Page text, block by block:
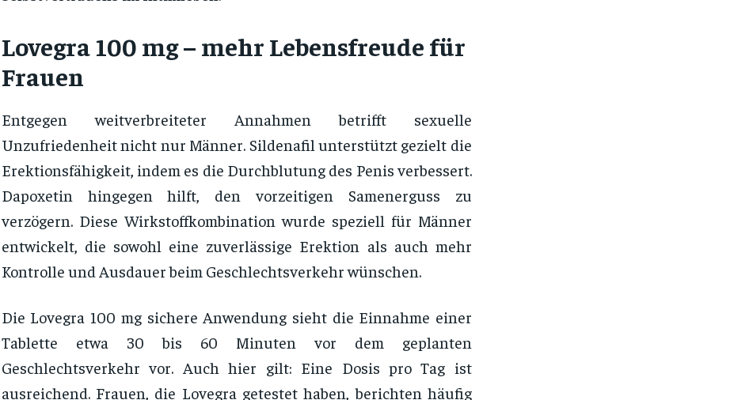
Lovegra 100 mg – mehr Lebensfreude für
Frauen
Entgegen weitverbreiteter Annahmen betrifft sexuelle
Unzufriedenheit nicht nur Männer. Sildenafil unterstützt gezielt die
Erektionsfähigkeit, indem es die Durchblutung des Penis verbessert.
Dapoxetin hingegen hilft, den vorzeitigen Samenerguss zu
verzögern. Diese Wirkstoffkombination wurde speziell für Männer
entwickelt, die sowohl eine zuverlässige Erektion als auch mehr
Kontrolle und Ausdauer beim Geschlechtsverkehr wünschen.
Die Lovegra 100 mg sichere Anwendung sieht die Einnahme einer
Tablette etwa 30 bis 60 Minuten vor dem geplanten
Geschlechtsverkehr vor. Auch hier gilt: Eine Dosis pro Tag ist
ausreichend. Frauen, die Lovegra getestet haben, berichten häufig